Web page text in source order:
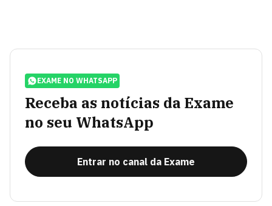
EXAME NO WHATSAPP
Receba as notícias da Exame
no seu WhatsApp
Entrar no canal da Exame